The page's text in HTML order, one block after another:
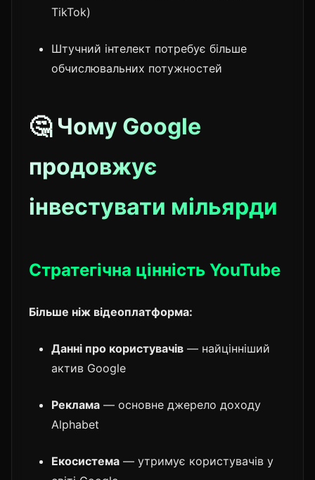
TikTok)
Штучний інтелект потребує більше
обчислювальних потужностей
🤔 Чому Google
продовжує
інвестувати мільярди
Стратегічна цінність YouTube
Більше ніж відеоплатформа:
Данні про користувачів — найцінніший
актив Google
Реклама — основне джерело доходу
Alphabet
Екосистема — утримує користувачів у